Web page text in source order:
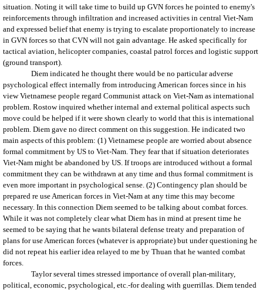
situation. Noting it will take time to build up GVN forces he pointed to enemy's
reinforcements through infiltration and increased activities in central Viet-Nam
and expressed belief that enemy is trying to escalate proportionately to increase
in GVN forces so that CVN will not gain advantage. He asked specifically for
tactical aviation, helicopter companies, coastal patrol forces and logistic support
(ground transport).
Diem indicated he thought there would be no particular adverse
psychological effect internally from introducing American forces since in his
view Vietnamese people regard Communist attack on Viet-Nam as international
problem. Rostow inquired whether internal and external political aspects such
move could be helped if it were shown clearly to world that this is international
problem. Diem gave no direct comment on this suggestion. He indicated two
main aspects of this problem: (1) Vietnamese people are worried about absence
formal commitment by US to Viet-Nam. They fear that if situation deteriorates
Viet-Nam might be abandoned by US. If troops are introduced without a formal
commitment they can be withdrawn at any time and thus formal commitment is
even more important in psychological sense. (2) Contingency plan should be
prepared re use American forces in Viet-Nam at any time this may become
necessary. In this connection Diem seemed to be talking about combat forces.
While it was not completely clear what Diem has in mind at present time he
seemed to be saying that he wants bilateral defense treaty and preparation of
plans for use American forces (whatever is appropriate) but under questioning he
did not repeat his earlier idea relayed to me by Thuan that he wanted combat
forces.
Taylorseveral times stressed importance of overall plan-military,
political, economic, psychological, etc.-for dealing with guerrillas. Diem tended